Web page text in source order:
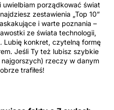
uwielbiam porządkować świat
zestawienia „Top 10”
i warte poznania –
ze świata technologii,
Lubię konkret, czytelną formę
Jeśli Ty też lubisz szybkie
rzeczy w danym
trafiłeś!